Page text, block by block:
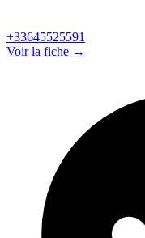
+33645525591
Voir la fiche →